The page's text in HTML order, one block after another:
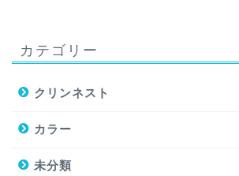
カテゴリー
クリンネスト
カラー
未分類